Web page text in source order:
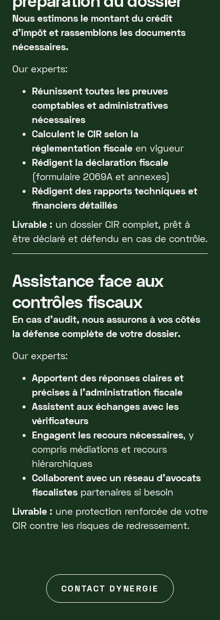
Nous estimons le montant du crédit
d’impôt et rassemblons les documents
nécessaires.
Our experts:
Réunissent toutes les preuves
comptables et administratives
nécessaires
Calculent le CIR selon la
réglementation fiscaleen vigueur
Rédigent la déclaration fiscale
(formulaire 2069A et annexes)
Rédigent des rapports techniques et
financiers détaillés
Livrable : un dossier CIR complet, prêt à
être déclaré et défendu en cas de contrôle.
Assistance face aux
contrôles fiscaux
En cas d’audit, nous assurons à vos côtés
la défense complète de votre dossier.
Our experts:
Apportent des réponses claires et
précises à l’administration fiscale
Assistent aux échanges avec les
vérificateurs
Engagent les recours nécessaires, y
compris médiations et recours
hiérarchiques
Collaborent avec un réseau d’avocats
fiscalistespartenaires si besoin
Livrable : une protection renforcée de votre
CIR contre les risques de redressement.
CONTACT DYNERGIE